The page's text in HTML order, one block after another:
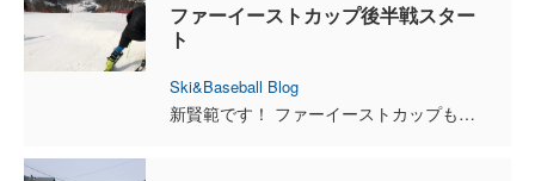
ファーイーストカップ後半戦スター
ト
Ski&Baseball Blog
新賢範です！ ファーイーストカップも後半に差し掛かりました。まずはSL第3戦は1本目コースアウト、第4戦は21位という結果でした！この2戦からはコースが変わり急斜面のレースでコースアウトする選手...